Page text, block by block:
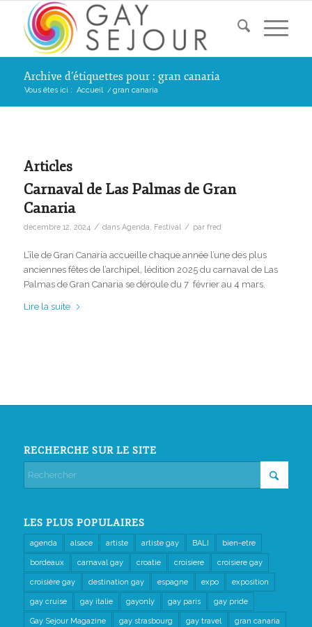
Archive d’étiquettes pour : gran canaria
Vous êtes ici : Accueil / gran canaria
Articles
Carnaval de Las Palmas de Gran
Canaria
décembre 12, 2024 / dans Agenda Festival / par fred
L’île de Gran Canaria accueille chaque année l’une des plus
anciennes fêtes de l’archipel, lédition 2025 du carnaval de Las
Palmas de Gran Canaria se déroule du 7 février au 4 mars.
Lire la suite
RECHERCHE SUR LE SITE
LES PLUS POPULAIRES
agenda alsace artiste artiste gay BALI bien-etre
bordeaux carnaval gay croatie croisiere croisiere gay
croisière gay destination gay espagne expo exposition
gay cruise gay italie gayonly gay paris gay pride
Gay Sejour Magazine gay strasbourg gay travel gran canaria